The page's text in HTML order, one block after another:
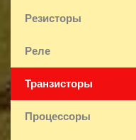
Резисторы
Реле
Транзисторы
Процессоры